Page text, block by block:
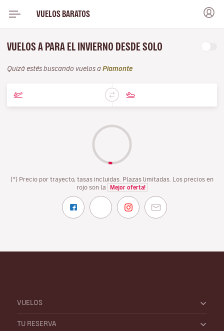
VUELOS BARATOS
VUELOS A PARA EL INVIERNO DESDE SOLO
Quizá estés buscando vuelos a Piamonte
(*) Precio por trayecto, tasas incluidas. Plazas limitadas. Los precios en
rojo son la
Mejor oferta!
VUELOS
TU RESERVA